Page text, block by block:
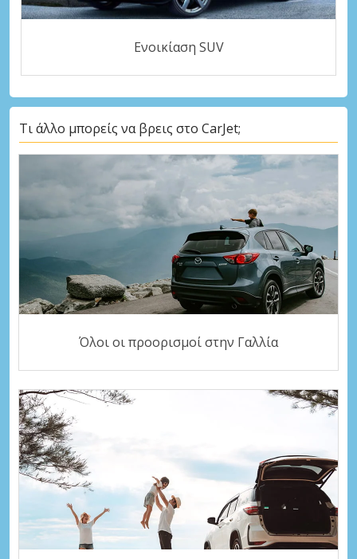
Ενοικίαση SUV
Τι άλλο μπορείς να βρεις στο CarJet;
Όλοι οι προορισμοί στην Γαλλία